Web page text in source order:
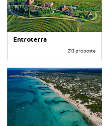
Entroterra
213 proposte